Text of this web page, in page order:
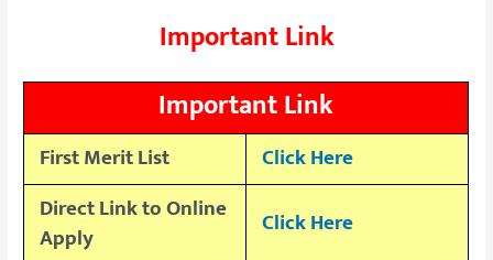
Important Link
Important Link
First Merit List
Click Here
Direct Link to Online
Apply
Click Here